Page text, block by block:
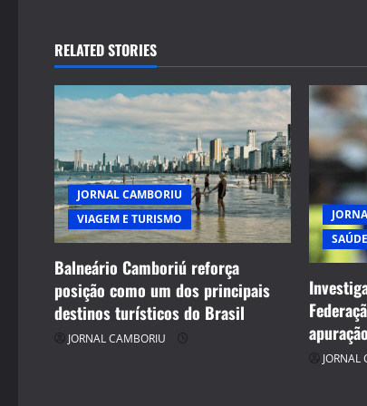
RELATED STORIES
JORNAL CAMBORIU
VIAGEM E TURISMO
Balneário Camboriú reforça
posição como um dos principais
destinos turísticos do Brasil
JORNAL CAMBORIU
JORNAL